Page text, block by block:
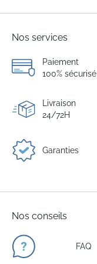
Nos services
Paiement
100% sécurisé
Livraison
24/72H
Garanties
Nos conseils
FAQ